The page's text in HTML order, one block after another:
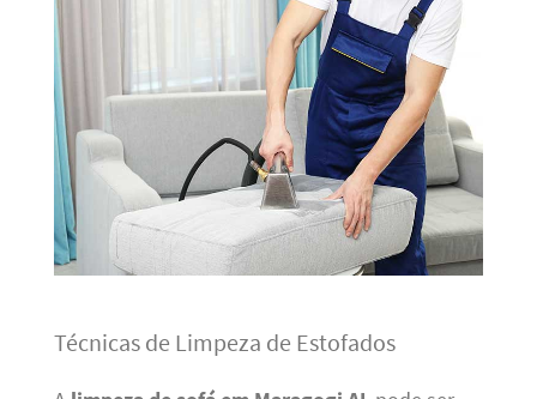
Técnicas de Limpeza de Estofados